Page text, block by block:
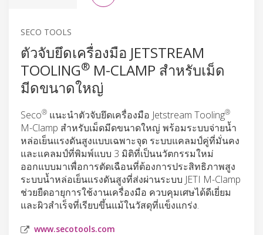
SECO TOOLS
ตัวจับยึดเครื่องมือ JETSTREAM
TOOLING® M-CLAMP สำหรับเม็ด
มีดขนาดใหญ่
Seco® แนะนำตัวจับยึดเครื่องมือ Jetstream Tooling®
M-Clamp สำหรับเม็ดมีดขนาดใหญ่ พร้อมระบบจ่ายน้ำ
หล่อเย็นแรงดันสูงแบบเฉพาะจุด ระบบแคลมป์คู่ที่มั่นคง
และแคลมป์ที่พิมพ์แบบ 3 มิติที่เป็นนวัตกรรมใหม่
ออกแบบมาเพื่อการตัดเฉือนที่ต้องการประสิทธิภาพสูง
ระบบน้ำหล่อเย็นแรงดันสูงที่ส่งผ่านระบบ JETI M-Clamp
ช่วยยืดอายุการใช้งานเครื่องมือ ควบคุมเศษได้ดีเยี่ยม
และผิวสำเร็จที่เรียบขึ้นแม้ในวัสดุที่แข็งแกร่ง.
www.secotools.com